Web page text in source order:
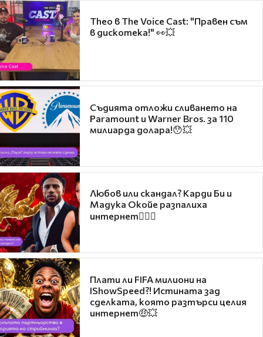
Theo в The Voice Cast: "Правен съм
в дискотека!" 👀💥
Съдията отложи сливането на
Paramount и Warner Bros. за 110
милиарда долара!😯💥
Любов или скандал? Карди Би и
Мадука Окойе разпалиха
интернет❤️‍🔥🔥
Плати ли FIFA милиони на
IShowSpeed?! Истината зад
сделката, която разтърси целия
интернет🤑💥